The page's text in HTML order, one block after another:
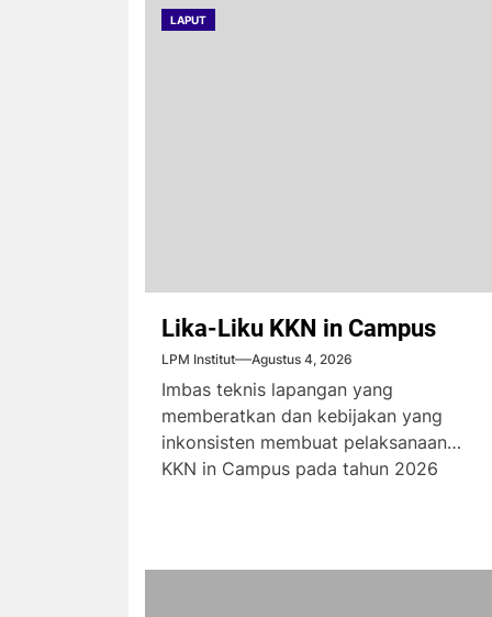
LAPUT
Lika-Liku KKN in Campus
LPM Institut Agustus 4, 2026
Imbas teknis lapangan yang
memberatkan dan kebijakan yang
inkonsisten membuat pelaksanaan
KKN in Campus pada tahun 2026